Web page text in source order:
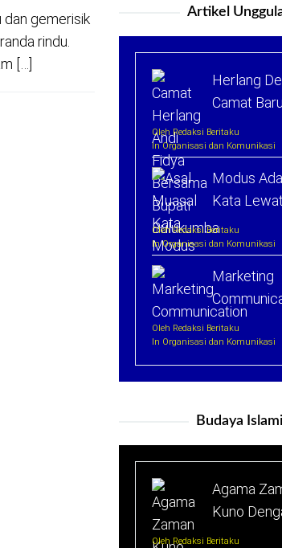
dan gemerisik
rindu.
[…]
Artikel
Herlang
Camat
Oleh Redaksi Beritaku
In Organisasi dan Komunikasi
Modus
Kata
Oleh Redaksi Beritaku
In Organisasi dan Komunikasi
Marketing
Oleh Redaksi Beritaku
In Organisasi dan Komunikasi
Budaya Islami
Agama
Kuno
Oleh Redaksi Beritaku